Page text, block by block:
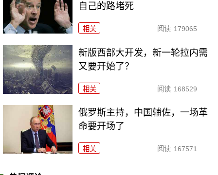
自己的路堵死
相关 阅读 179065
新版西部大开发，新一轮拉内需
又要开始了？
相关 阅读 168529
俄罗斯主持，中国辅佐，一场革
命要开场了
相关 阅读 167571